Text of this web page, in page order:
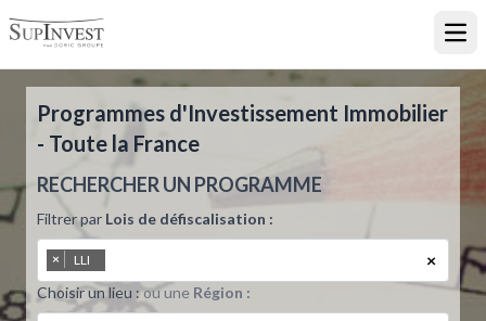
Programmes d'Investissement Immobilier
- Toute la France
RECHERCHER UN PROGRAMME
Filtrer par Lois de défiscalisation :
×
× LLI
Choisir un lieu :ou une Région :